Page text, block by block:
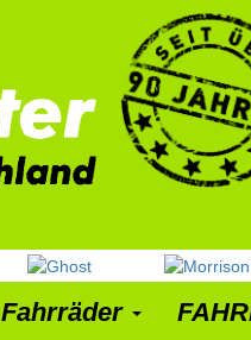
Fahrräder